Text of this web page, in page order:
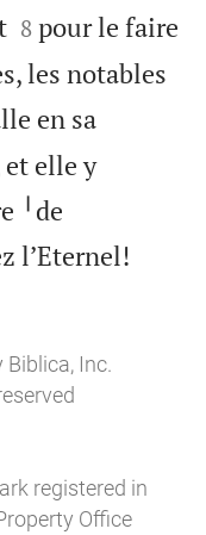

8 pour le faire
les notables
en sa
elle y
╵de
l’Eternel!
Inc.
registered in
Office